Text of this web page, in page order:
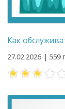
Как
27.02.2026 | 559